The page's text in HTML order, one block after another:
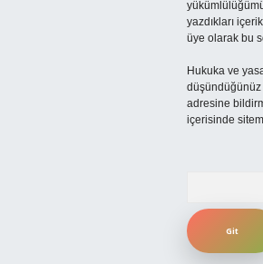
yazdıkları
üye olarak bu
Hukuka ve
adresine
içerisinde